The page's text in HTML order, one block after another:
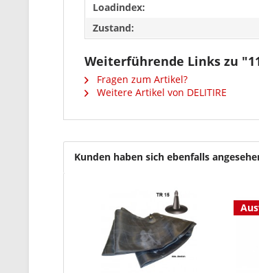
Loadindex:
Zustand:
Weiterführende Links zu
Fragen zum Artikel?
Weitere Artikel von DELITIRE
Kunden haben sich ebenfalls